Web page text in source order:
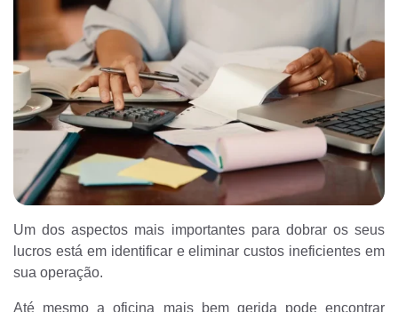
Um dos aspectos mais importantes para dobrar os seus
lucros está em identificar e eliminar custos ineficientes em
sua operação.
Até mesmo a oficina mais bem gerida pode encontrar